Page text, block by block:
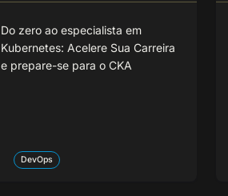
Do zero ao especialista em
Kubernetes: Acelere Sua Carreira
e prepare-se para o CKA
DevOps